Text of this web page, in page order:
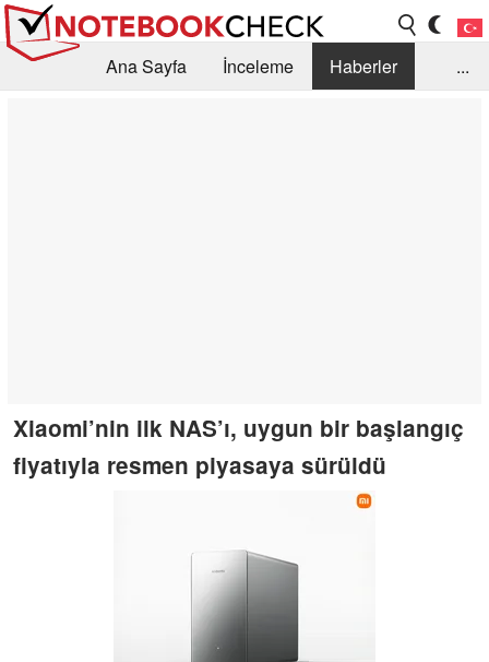
Ana Sayfa İnceleme
Haberler
...
Xiaomi’nin ilk NAS’ı, uygun bir başlangıç
fiyatıyla resmen piyasaya sürüldü